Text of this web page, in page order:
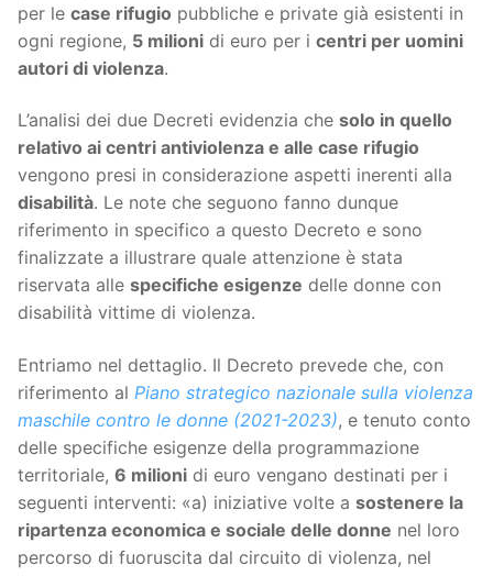
per le case rifugio pubbliche e private già esistenti in
ogni regione, 5 milioni di euro per i centri per uomini
autori di violenza.
L’analisi dei due Decreti evidenzia che solo in quello
relativo ai centri antiviolenza e alle case rifugio
vengono presi in considerazione aspetti inerenti alla
disabilità. Le note che seguono fanno dunque
riferimento in specifico a questo Decreto e sono
finalizzate a illustrare quale attenzione è stata
riservata alle specifiche esigenze delle donne con
disabilità vittime di violenza.
Entriamo nel dettaglio. Il Decreto prevede che, con
riferimento al Piano strategico nazionale sulla violenza
maschile contro le donne (2021-2023), e tenuto conto
delle specifiche esigenze della programmazione
territoriale, 6 milioni di euro vengano destinati per i
seguenti interventi: «a) iniziative volte a sostenere la
ripartenza economica e sociale delle donne nel loro
percorso di fuoruscita dal circuito di violenza, nel